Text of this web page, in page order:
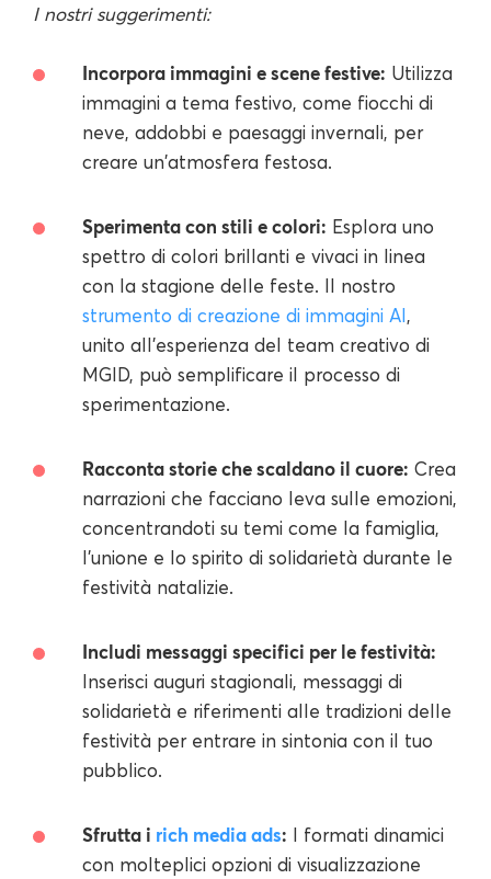
I nostri suggerimenti:
Incorpora immagini e scene festive: Utilizza
immagini a tema festivo, come fiocchi di
neve, addobbi e paesaggi invernali, per
creare un'atmosfera festosa.
Sperimenta con stili e colori: Esplora uno
spettro di colori brillanti e vivaci in linea
con la stagione delle feste. Il nostro
strumento di creazione di immagini AI,
unito all'esperienza del team creativo di
MGID, può semplificare il processo di
sperimentazione.
Racconta storie che scaldano il cuore: Crea
narrazioni che facciano leva sulle emozioni,
concentrandoti su temi come la famiglia,
l'unione e lo spirito di solidarietà durante le
festività natalizie.
Includi messaggi specifici per le festività:
Inserisci auguri stagionali, messaggi di
solidarietà e riferimenti alle tradizioni delle
festività per entrare in sintonia con il tuo
pubblico.
Sfrutta i rich media ads: I formati dinamici
con molteplici opzioni di visualizzazione